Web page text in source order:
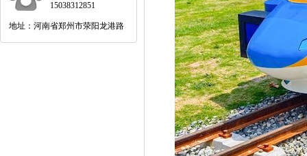
15038312851
地址：河南省郑州市荥阳龙港路